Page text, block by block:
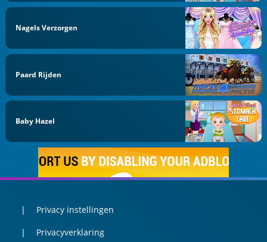
Nagels Verzorgen
Paard Rijden
Baby Hazel
Privacy instellingen
Privacyverklaring